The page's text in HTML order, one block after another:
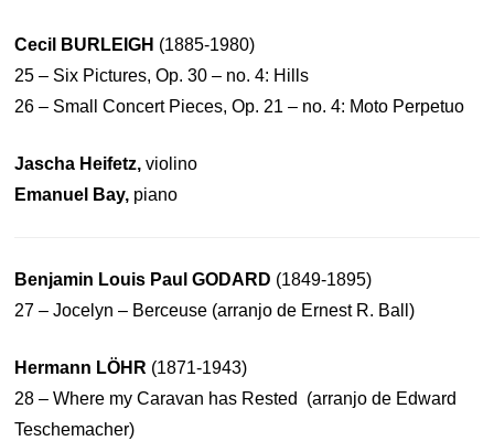
Cecil BURLEIGH (1885-1980)
25 – Six Pictures, Op. 30 – no. 4: Hills
26 – Small Concert Pieces, Op. 21 – no. 4: Moto Perpetuo
Jascha Heifetz,violino
Emanuel Bay, piano
Benjamin Louis Paul GODARD (1849-1895)
27 – Jocelyn – Berceuse (arranjo de Ernest R. Ball)
Hermann LÖHR (1871-1943)
28 – Where my Caravan has Rested (arranjo de Edward
Teschemacher)